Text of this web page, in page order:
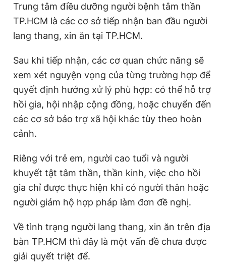
Trung tâm điều dưỡng người bệnh tâm thần
TP.HCM là các cơ sở tiếp nhận ban đầu người
lang thang, xin ăn tại TP.HCM.
Sau khi tiếp nhận, các cơ quan chức năng sẽ
xem xét nguyện vọng của từng trường hợp để
quyết định hướng xử lý phù hợp: có thể hỗ trợ
hồi gia, hội nhập cộng đồng, hoặc chuyển đến
các cơ sở bảo trợ xã hội khác tùy theo hoàn
cảnh.
Riêng với trẻ em, người cao tuổi và người
khuyết tật tâm thần, thần kinh, việc cho hồi
gia chỉ được thực hiện khi có người thân hoặc
người giám hộ hợp pháp làm đơn đề nghị.
Về tình trạng người lang thang, xin ăn trên địa
bàn TP.HCM thì đây là một vấn đề chưa được
giải quyết triệt để.